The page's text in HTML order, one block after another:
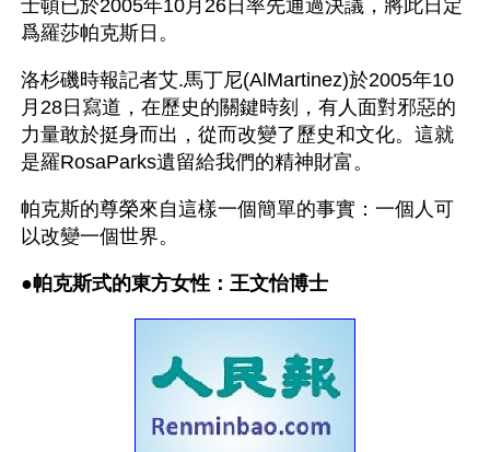
士頓已於2005年10月26日率先通過決議，將此日定
爲羅莎帕克斯日。
洛杉磯時報記者艾.馬丁尼(AlMartinez)於2005年10
月28日寫道，在歷史的關鍵時刻，有人面對邪惡的
力量敢於挺身而出，從而改變了歷史和文化。這就
是羅RosaParks遺留給我們的精神財富。
帕克斯的尊榮來自這樣一個簡單的事實：一個人可
以改變一個世界。
●帕克斯式的東方女性：王文怡博士